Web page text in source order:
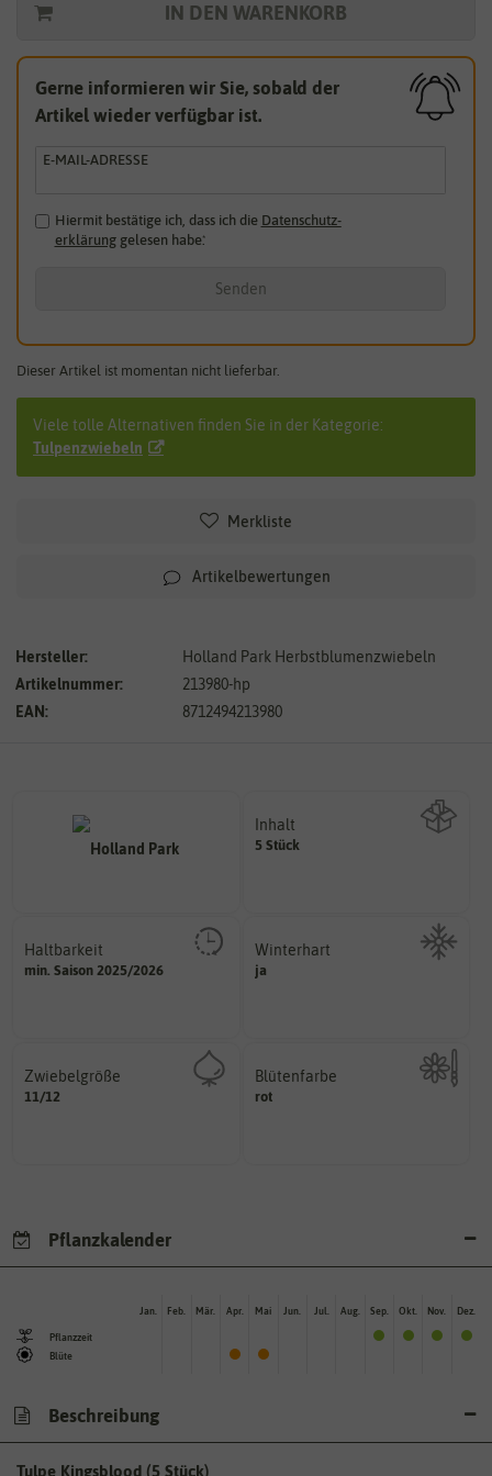
IN DEN WARENKORB
Gerne informieren wir Sie, sobald der
Artikel wieder verfügbar ist.
E-MAIL-ADRESSE
Hiermit bestätige ich, dass ich die Daten­schutz­
erklärunggelesen habe.*
Senden
Dieser Artikel ist momentan nicht lieferbar.
Viele tolle Alternativen finden Sie in der Kategorie:
Tulpenzwiebeln
Merkliste
Artikelbewertungen
Hersteller:
Holland Park Herbstblumenzwiebeln
Artikelnummer:
213980-hp
EAN:
8712494213980
Inhalt
5 StückWie viel ist enthalten
Haltbarkeit
min. Saison 2025/2026
und Pflanzgut sehr gut keimen
sollte.
Winterhart
ja
Probleme überwintern können.
Zwiebelgröße
11/12
ersten und zweiten Wert
variieren. Blütenfarbe
rot
Kann auch mehrfarbig sein.
Pflanzkalender
Pflanzzeit
Blüte
Jan. Feb. Mär. Apr. Mai Jun. Jul. Aug. Sep. Okt. Nov. Dez.
Beschreibung
Tulpe Kingsblood (5 Stück)